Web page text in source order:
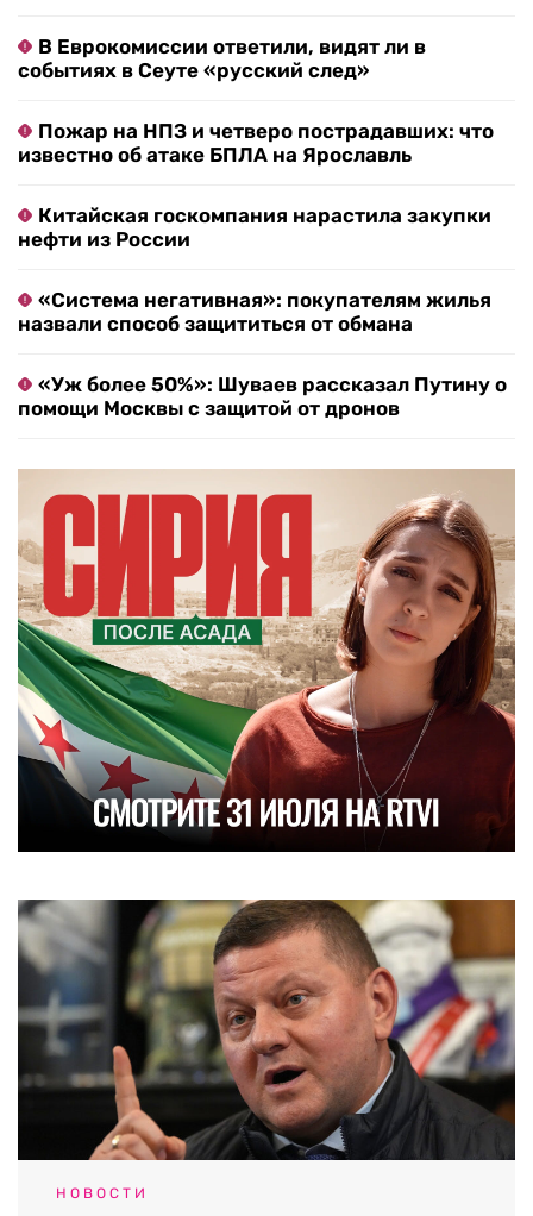
В Еврокомиссии ответили, видят ли в
событиях в Сеуте «русский след»
Пожар на НПЗ и четверо пострадавших: что
известно об атаке БПЛА на Ярославль
Китайская госкомпания нарастила закупки
нефти из России
«Система негативная»: покупателям жилья
назвали способ защититься от обмана
«Уж более 50%»: Шуваев рассказал Путину о
помощи Москвы с защитой от дронов
НОВОСТИ